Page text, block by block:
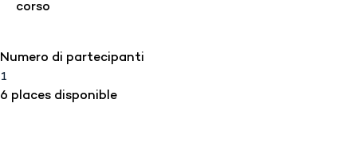
corso
Numero di partecipanti
6 places disponible